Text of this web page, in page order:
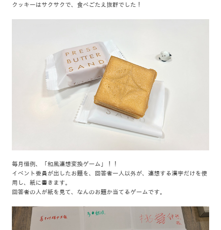
クッキーはサクサクで、食べごたえ抜群でした！
毎月恒例、「和風連想変換ゲーム」！！
イベント委員が出したお題を、回答者一人以外が、連想する漢字だけを使
用し、紙に書きます。
回答者の人が紙を見て、なんのお題か当てるゲームです。